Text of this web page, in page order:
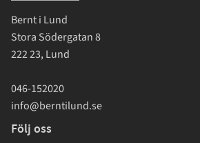
Bernt i Lund
Stora Södergatan 8
222 23, Lund
046-152020
info@berntilund.se
Följ oss